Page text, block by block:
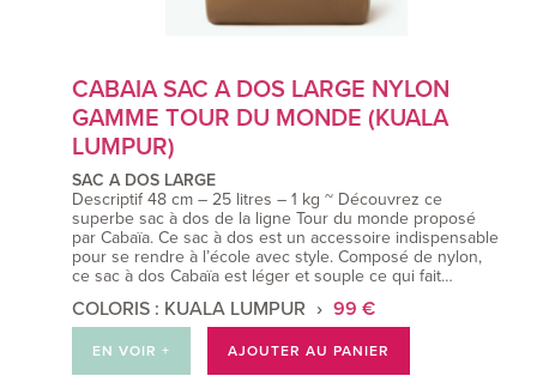
CABAIA SAC A DOS LARGE NYLON
GAMME TOUR DU MONDE (KUALA
LUMPUR)
SAC A DOS LARGE
Descriptif 48 cm – 25 litres – 1 kg ~ Découvrez ce
superbe sac à dos de la ligne Tour du monde proposé
par Cabaïa. Ce sac à dos est un accessoire indispensable
pour se rendre à l’école avec style. Composé de nylon,
ce sac à dos Cabaïa est léger et souple ce qui fait…
COLORIS : KUALA LUMPUR 99 €
EN VOIR + AJOUTER AU PANIER